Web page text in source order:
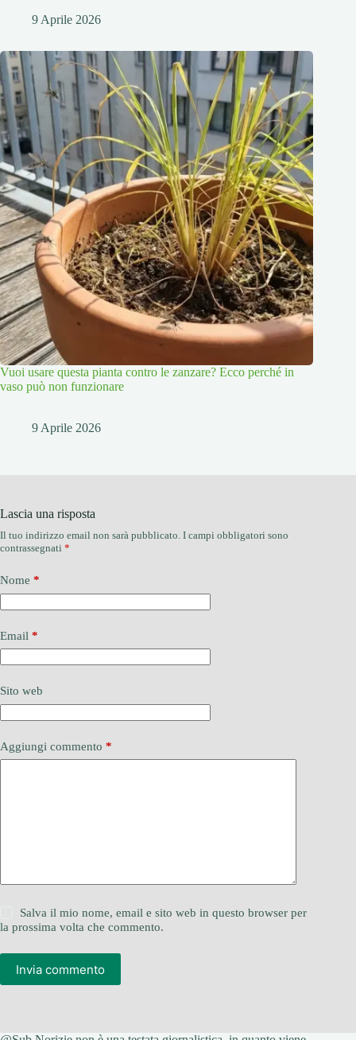
9 Aprile 2026
Vuoi usare questa pianta contro le zanzare? Ecco perché in
vaso può non funzionare
9 Aprile 2026
Lascia una risposta
Il tuo indirizzo email non sarà pubblicato. I campi obbligatori sono
contrassegnati *
Nome *
Email *
Sito web
Aggiungi commento *
Salva il mio nome, email e sito web in questo browser per
la prossima volta che commento.
Invia commento